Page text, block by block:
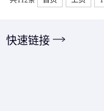
快速链接